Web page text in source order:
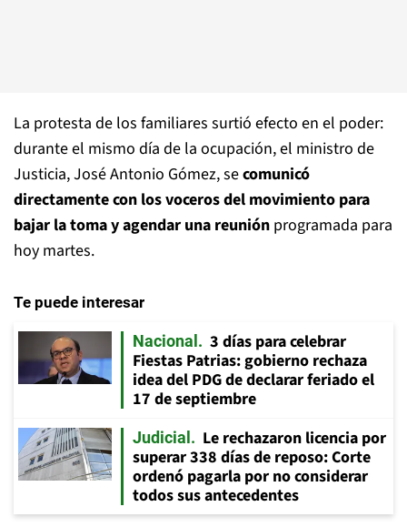
La protesta de los familiares surtió efecto en el poder:
durante el mismo día de la ocupación, el ministro de
Justicia, José Antonio Gómez, secomunicó
directamente con los voceros del movimiento para
bajar la toma y agendar una reunión programada para
hoy martes.
Te puede interesar
Nacional
3 días para celebrar
Fiestas Patrias: gobierno rechaza
idea del PDG de declarar feriado el
17 de septiembre
Judicial
Le rechazaron licencia por
superar 338 días de reposo: Corte
ordenó pagarla por no considerar
todos sus antecedentes